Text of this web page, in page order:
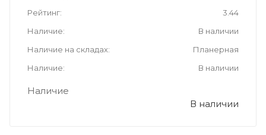
Рейтинг
3.44
Наличие
В наличии
Наличие на складах
Планерная
Наличие
В наличии
Наличие
В наличии